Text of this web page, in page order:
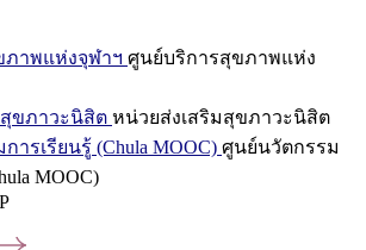
าพแห่งจุฬาฯ ศูนย์บริการสุขภาพแห่ง
ขภาวะนิสิต หน่วยส่งเสริมสุขภาวะนิสิต
ารเรียนรู้ (Chula MOOC) ศูนย์นวัตกรรม
MOOC)